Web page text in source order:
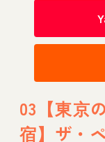
03【東京
宿】ザ・